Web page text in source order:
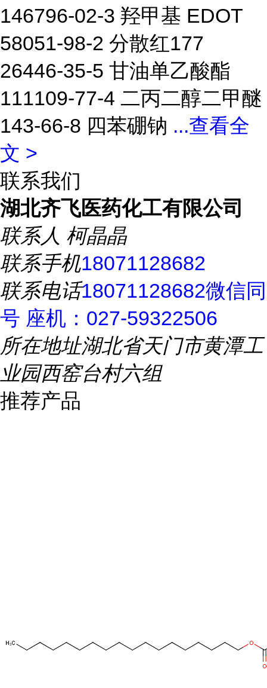
146796-02-3 羟甲基 EDOT
58051-98-2 分散红177
26446-35-5 甘油单乙酸酯
111109-77-4 二丙二醇二甲醚
143-66-8 四苯硼钠 ...查看全
文 >
联系我们
湖北齐飞医药化工有限公司
联系人 柯晶晶
联系手机18071128682
联系电话18071128682微信同
号 座机：027-59322506
所在地址湖北省天门市黄潭工
业园西窑台村六组
推荐产品